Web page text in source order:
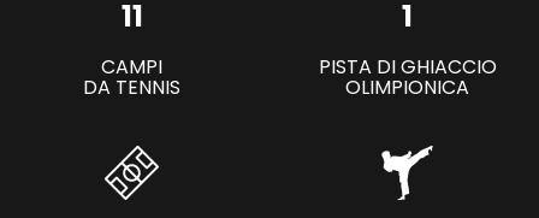
11
CAMPI
DA TENNIS
1
PISTA DI GHIACCIO
OLIMPIONICA